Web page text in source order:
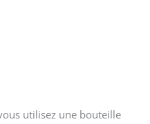
utilisez une bouteille